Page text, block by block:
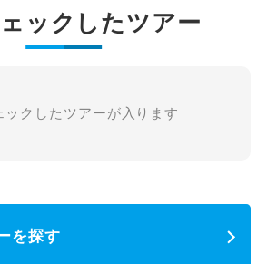
ックしたツアー
ックしたツアーが入ります
を探す